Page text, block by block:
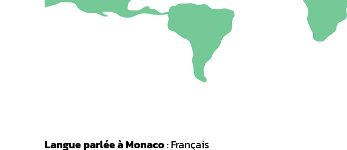
Langue parlée à Monaco: Français